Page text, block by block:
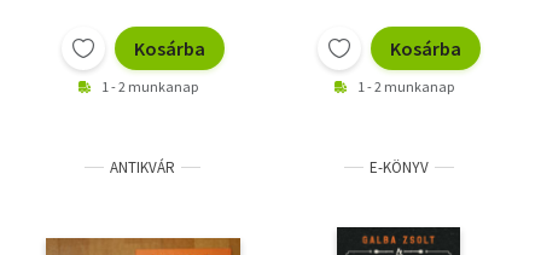
Kosárba
1 - 2 munkanap
Kosárba
1 - 2 munkanap
ANTIKVÁR E-KÖNYV